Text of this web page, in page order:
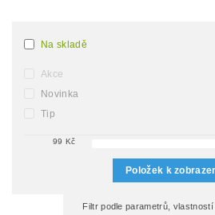
Na skladě
Akce
Novinka
Tip
99 Kč
Položek k
Filtr podle parametrů,